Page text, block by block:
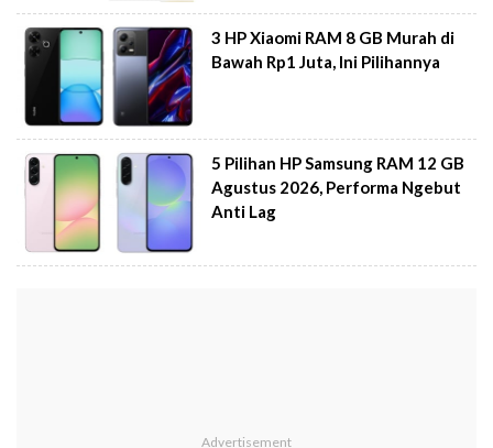
3 HP Xiaomi RAM 8 GB Murah di
Bawah Rp1 Juta, Ini Pilihannya
5 Pilihan HP Samsung RAM 12 GB
Agustus 2026, Performa Ngebut
Anti Lag